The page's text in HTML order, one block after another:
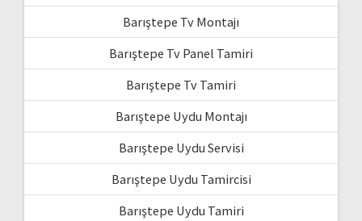
Barıştepe Tv Montajı
Barıştepe Tv Panel Tamiri
Barıştepe Tv Tamiri
Barıştepe Uydu Montajı
Barıştepe Uydu Servisi
Barıştepe Uydu Tamircisi
Barıştepe Uydu Tamiri